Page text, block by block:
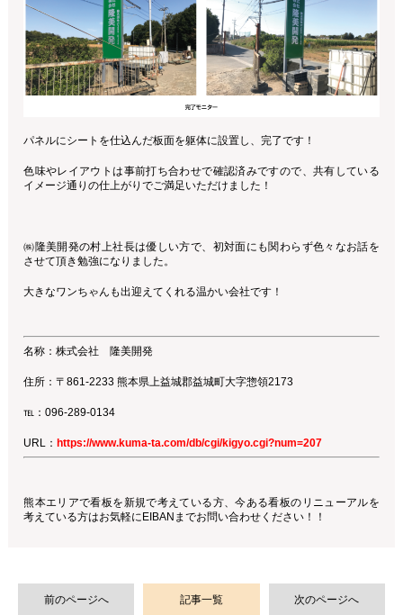
パネルにシートを仕込んだ板面を躯体に設置し、完了です！
色味やレイアウトは事前打ち合わせで確認済みですので、共有している
イメージ通りの仕上がりでご満足いただけました！
㈱隆美開発の村上社長は優しい方で、初対面にも関わらず色々なお話を
させて頂き勉強になりました。
大きなワンちゃんも出迎えてくれる温かい会社です！
名称：株式会社 隆美開発
住所：〒861-2233 熊本県上益城郡益城町大字惣領2173
℡：096-289-0134
URL： https://www.kuma-ta.com/db/cgi/kigyo.cgi?num=207
熊本エリアで看板を新規で考えている方、今ある看板のリニューアルを
考えている方はお気軽にEIBANまでお問い合わせください！！
前のページへ 記事一覧 次のページへ